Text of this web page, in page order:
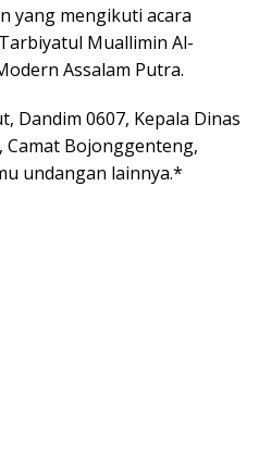
yang mengikuti acara
Muallimin Al-
Assalam Putra.
Dandim 0607, Kepala Dinas
Camat Bojonggenteng,
undangan lainnya.*